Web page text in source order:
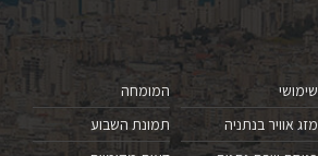
שימושי
מזג אוויר בנתניה
המומחה
תמונת השבוע